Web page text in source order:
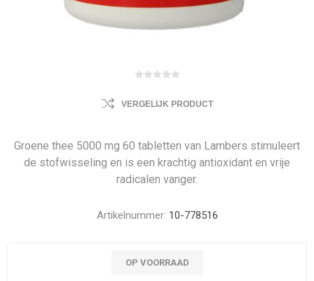
VERGELIJK PRODUCT
Groene thee 5000 mg 60 tabletten van Lambers stimuleert
de stofwisseling en is een krachtig antioxidant en vrije
radicalen vanger.
Artikelnummer: 10-778516
OP VOORRAAD